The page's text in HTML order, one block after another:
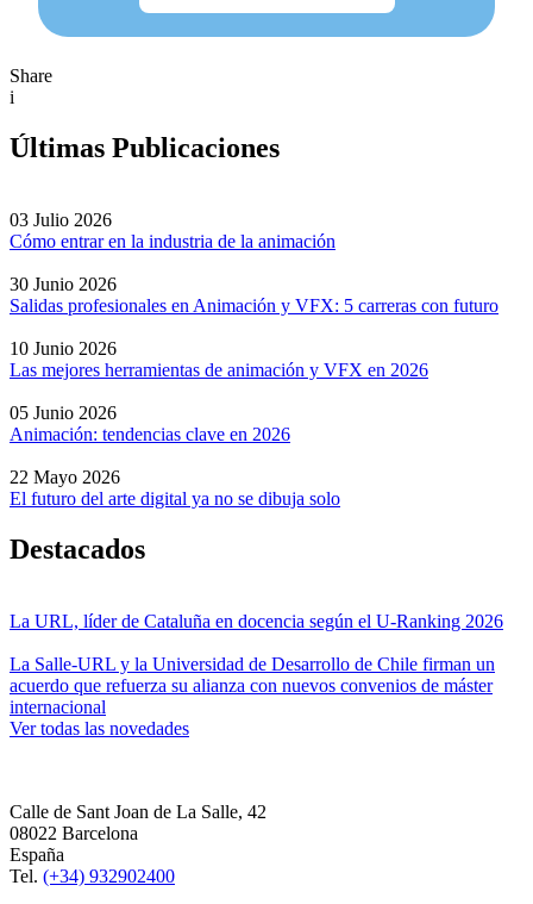
Share
i
Últimas Publicaciones
03 Julio 2026
Cómo entrar en la industria de la animación
30 Junio 2026
Salidas profesionales en Animación y VFX: 5 carreras con futuro
10 Junio 2026
Las mejores herramientas de animación y VFX en 2026
05 Junio 2026
Animación: tendencias clave en 2026
22 Mayo 2026
El futuro del arte digital ya no se dibuja solo
Destacados
La URL, líder de Cataluña en docencia según el U-Ranking 2026
La Salle-URL y la Universidad de Desarrollo de Chile firman un
acuerdo que refuerza su alianza con nuevos convenios de máster
internacional
Ver todas las novedades
Calle de Sant Joan de La Salle, 42
08022 Barcelona
España
Tel. (+34) 932902400